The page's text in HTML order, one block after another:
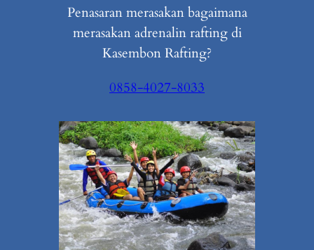
Penasaran merasakan bagaimana
merasakan adrenalin rafting di
Kasembon Rafting?
0858-4027-8033